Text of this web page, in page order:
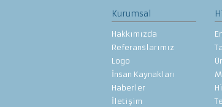
Kurumsal
Hakkımızda
Referanslarımız
Logo
İnsan Kaynakları
Haberler
İletişim